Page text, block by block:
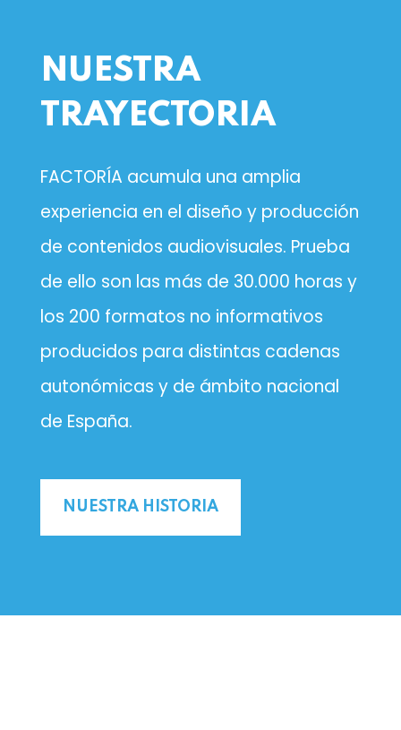
NUESTRA
TRAYECTORIA
FACTORÍA acumula una amplia
experiencia en el diseño y producción
de contenidos audiovisuales. Prueba
de ello son las más de 30.000 horas y
los 200 formatos no informativos
producidos para distintas cadenas
autonómicas y de ámbito nacional
de España.
NUESTRA HISTORIA